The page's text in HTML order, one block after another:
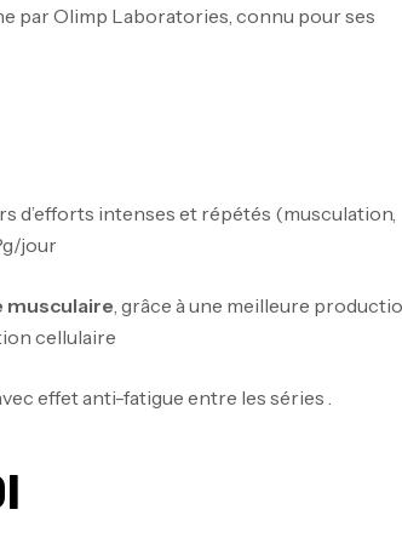
par Olimp Laboratories, connu pour ses
d’efforts intenses et répétés (musculation,
jour
musculaire, grâce à une meilleure
cellulaire
effet anti-fatigue entre les séries.